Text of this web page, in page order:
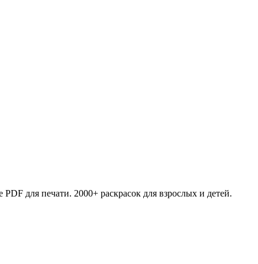
для печати. 2000+ раскрасок для взрослых и детей.